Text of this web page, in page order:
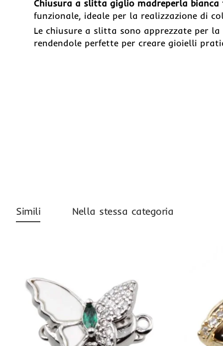
Chiusura a slitta giglio madreperla bianca
funzionale, ideale per la realizzazione di
Le chiusure a slitta sono apprezzate per
rendendole perfette per creare gioielli
Simili Nella stessa categoria